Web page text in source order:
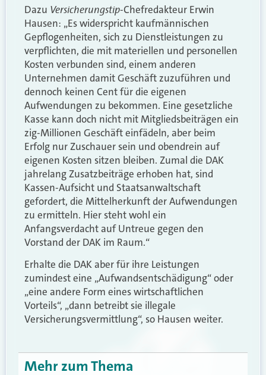
Dazu Versicherungstip-Chefredakteur Erwin
Hausen: „Es widerspricht kaufmännischen
Gepflogenheiten, sich zu Dienstleistungen zu
verpflichten, die mit materiellen und personellen
Kosten verbunden sind, einem anderen
Unternehmen damit Geschäft zuzuführen und
dennoch keinen Cent für die eigenen
Aufwendungen zu bekommen. Eine gesetzliche
Kasse kann doch nicht mit Mitgliedsbeiträgen ein
zig-Millionen Geschäft einfädeln, aber beim
Erfolg nur Zuschauer sein und obendrein auf
eigenen Kosten sitzen bleiben. Zumal die DAK
jahrelang Zusatzbeiträge erhoben hat, sind
Kassen-Aufsicht und Staatsanwaltschaft
gefordert, die Mittelherkunft der Aufwendungen
zu ermitteln. Hier steht wohl ein
Anfangsverdacht auf Untreue gegen den
Vorstand der DAK im Raum.“
Erhalte die DAK aber für ihre Leistungen
zumindest eine „Aufwandsentschädigung“ oder
„eine andere Form eines wirtschaftlichen
Vorteils“, „dann betreibt sie illegale
Versicherungsvermittlung“, so Hausen weiter.
Mehr zum Thema